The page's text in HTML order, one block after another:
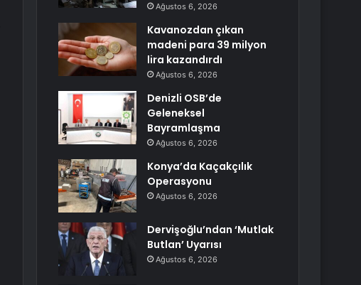
Ağustos 6, 2026
Kavanozdan çıkan
madeni para 39 milyon
lira kazandırdı
Ağustos 6, 2026
Denizli OSB’de
Geleneksel
Bayramlaşma
Ağustos 6, 2026
Konya’da Kaçakçılık
Operasyonu
Ağustos 6, 2026
Dervişoğlu’ndan ‘Mutlak
Butlan’ Uyarısı
Ağustos 6, 2026